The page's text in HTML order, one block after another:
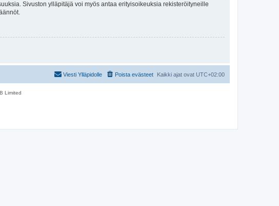
Sivuston ylläpitäjä voi myös antaa erityisoikeuksia rekisteröityneille
Kaikki ajat ovat UTC+02:00
Poista evästeet
Viesti Ylläpidolle
Limited